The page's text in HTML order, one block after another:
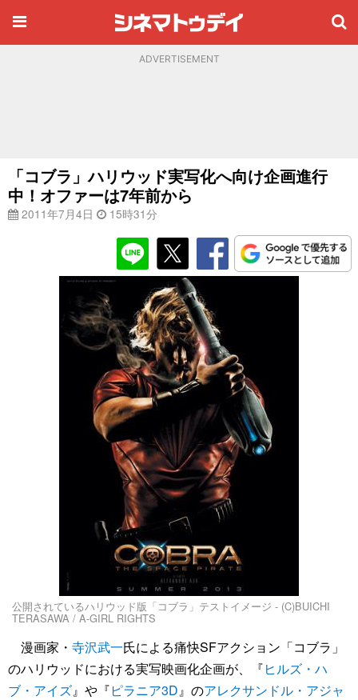
ADVERTISEMENT
「コブラ」ハリウッド実写化へ向け企画進行
中！オファーは7年前から
2011年7月4日 15時31分
公開されているハリウッド版「コブラ」テストイメージ - (C)BUICHI
TERASAWA / A-GIRL RIGHTS
漫画家・ 寺沢武一氏による痛快SFアクション「コブラ」
のハリウッドにおける実写映画化企画が、『ヒルズ・ハ
ブ・アイズ』や『ピラニア3D』のアレクサンドル・アジャ